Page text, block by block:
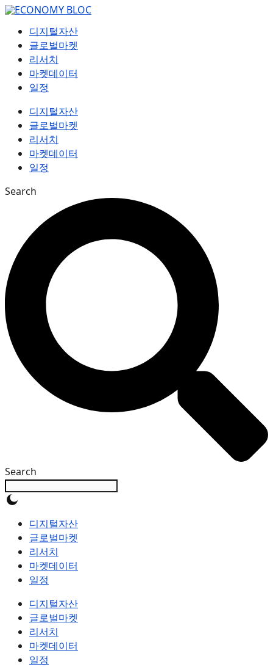
컨
디지털자산
글로벌마켓
리서치
마켓데이터
일정
디지털자산
글로벌마켓
리서치
마켓데이터
일정
Search
Search
디지털자산
글로벌마켓
리서치
마켓데이터
일정
디지털자산
글로벌마켓
리서치
마켓데이터
일정